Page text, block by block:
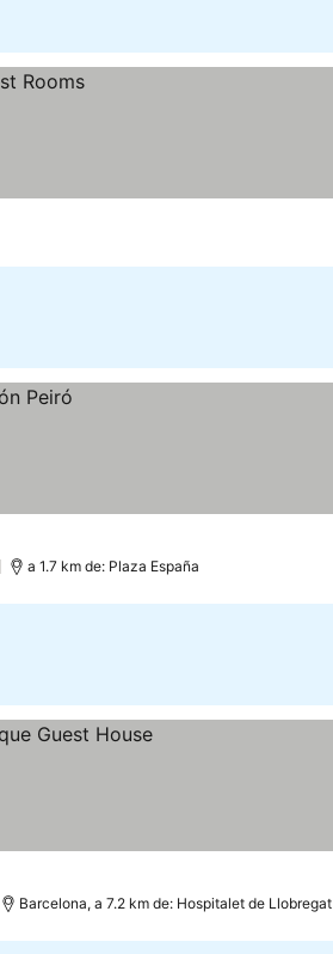
a 1.7 km de: Plaza España
Barcelona, a 7.2 km de: Hospitalet de Llobregat